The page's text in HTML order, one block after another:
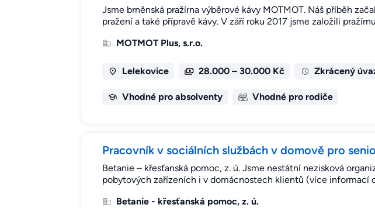
Jsme brněnská pražírna výběrové kávy MOTMOT. Náš příběh
pražení a také přípravě kávy. V září roku 2017 jsme založili
MOTMOT Plus, s.r.o.
Lelekovice 28.000 – 30.000 Kč Zkrácený
Vhodné pro absolventy Vhodné pro rodiče
Pracovník v sociálních službách v domově pro
Betanie – křesťanská pomoc, z. ú. Jsme nestátní nezisková
pobytových zařízeních i v domácnostech klientů (více informací
Betanie - křesťanská pomoc, z. ú.